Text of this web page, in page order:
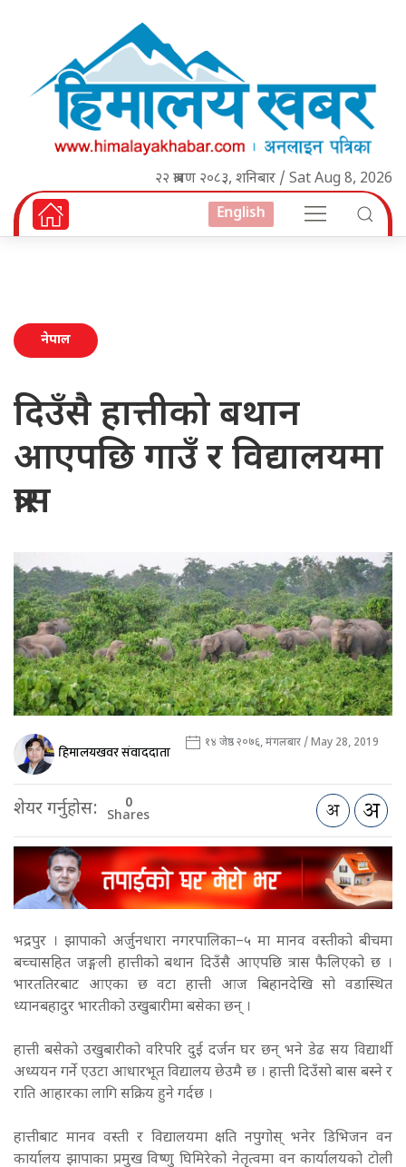
२२ श्रावण २०८३, शनिबार / Sat Aug 8, 2026
English
नेपाल
दिउँसै हात्तीको बथान
आएपछि गाउँ र विद्यालयमा
त्रास
हिमालयखवर संवाददाता १४ जेष्ठ २०७६, मंगलबार / May 28, 2019
शेयर गर्नुहोस: 0
Shares
भद्रपुर । झापाको अर्जुनधारा नगरपालिका–५ मा मानव वस्तीको बीचमा
बच्चासहित जङ्गली हात्तीको बथान दिउँसै आएपछि त्रास फैलिएको छ ।
भारततिरबाट आएका छ वटा हात्ती आज बिहानदेखि सो वडास्थित
ध्यानबहादुर भारतीको उखुबारीमा बसेका छन् ।
हात्ती बसेको उखुबारीको वरिपरि दुई दर्जन घर छन् भने डेढ सय विद्यार्थी
अध्ययन गर्ने एउटा आधारभूत विद्यालय छेउमै छ । हात्ती दिउँसो बास बस्ने र
राति आहारका लागि सक्रिय हुने गर्दछ ।
हात्तीबाट मानव वस्ती र विद्यालयमा क्षति नपुगोस् भनेर डिभिजन वन
कार्यालय झापाका प्रमुख विष्णु घिमिरेको नेतृत्वमा वन कार्यालयको टोली